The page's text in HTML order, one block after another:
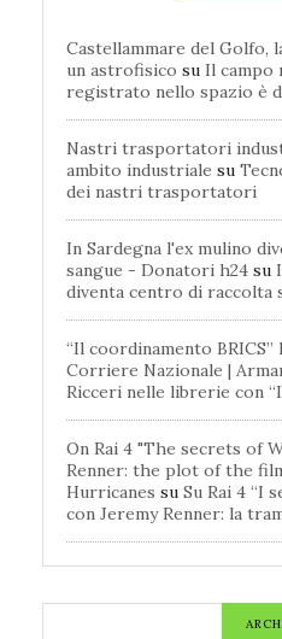
Castellammare del Golfo,
un astrofisico su Il campo
registrato nello spazio è
Nastri trasportatori
ambito industriale su
dei nastri trasportatori
In Sardegna l'ex mulino
sangue - Donatori h24 su
diventa centro di raccolta
“Il coordinamento
Corriere Nazionale |
Ricceri nelle librerie con
On Rai 4 "The secrets of
Renner: the plot of the
Hurricanes su Su Rai 4 “I
con Jeremy Renner: la